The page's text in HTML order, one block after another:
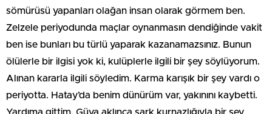
sömürüsü yapanları olağan insan olarak görmem ben.
Zelzele periyodunda maçlar oynanmasın dendiğinde vakit
ben ise bunları bu türlü yaparak kazanamazsınız. Bunun
ölülerle bir ilgisi yok ki, kulüplerle ilgili bir şey söylüyorum.
Alınan kararla ilgili söyledim. Karma karışık bir şey vardı o
periyotta. Hatay’da benim dünürüm var, yakınını kaybetti.